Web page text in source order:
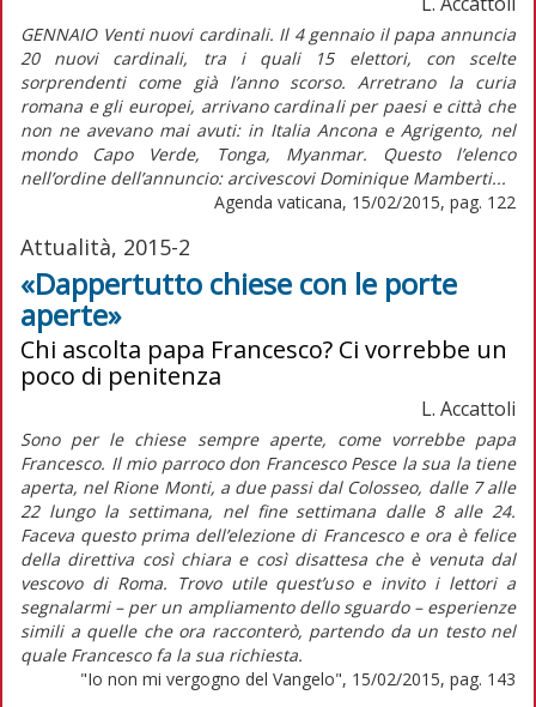
GENNAIO Venti nuovi cardinali. Il 4 gennaio il papa annuncia
20 nuovi cardinali, tra i quali 15 elettori, con scelte
sorprendenti come già l’anno scorso. Arretrano la curia
romana e gli europei, arrivano cardinali per paesi e città che
non ne avevano mai avuti: in Italia Ancona e Agrigento, nel
mondo Capo Verde, Tonga, Myanmar. Questo l’elenco
nell’ordine dell’annuncio: arcivescovi Dominique Mamberti...
Agenda vaticana, 15/02/2015, pag. 122
Attualità, 2015-2
«Dappertutto chiese con le porte
aperte»
Chi ascolta papa Francesco? Ci vorrebbe un
poco di penitenza
L. Accattoli
Sono per le chiese sempre aperte, come vorrebbe papa
Francesco. Il mio parroco don Francesco Pesce la sua la tiene
aperta, nel Rione Monti, a due passi dal Colosseo, dalle 7 alle
22 lungo la settimana, nel fine settimana dalle 8 alle 24.
Faceva questo prima dell’elezione di Francesco e ora è felice
della direttiva così chiara e così disattesa che è venuta dal
vescovo di Roma. Trovo utile quest’uso e invito i lettori a
segnalarmi – per un ampliamento dello sguardo – esperienze
simili a quelle che ora racconterò, partendo da un testo nel
quale Francesco fa la sua richiesta.
"Io non mi vergogno del Vangelo", 15/02/2015, pag. 143